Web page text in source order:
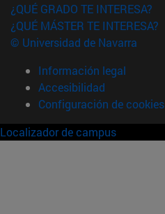
¿QUÉ GRADO TE INTERESA?
¿QUÉ MÁSTER TE INTERESA?
© Universidad de Navarra
Información legal
Accesibilidad
Configuración de cookies
Localizador de campus